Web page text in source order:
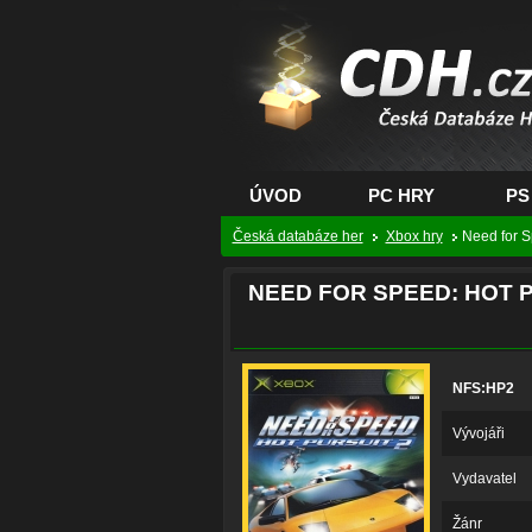
CDH.cz - hry na PC,
PS, XBOX - Česká
databáze her
ÚVOD PC HRY
Česká databáze her Xbox hry Need for
NEED FOR SPEED: HOT
NFS:HP2
Vývojáři
Vydavatel
Žánr